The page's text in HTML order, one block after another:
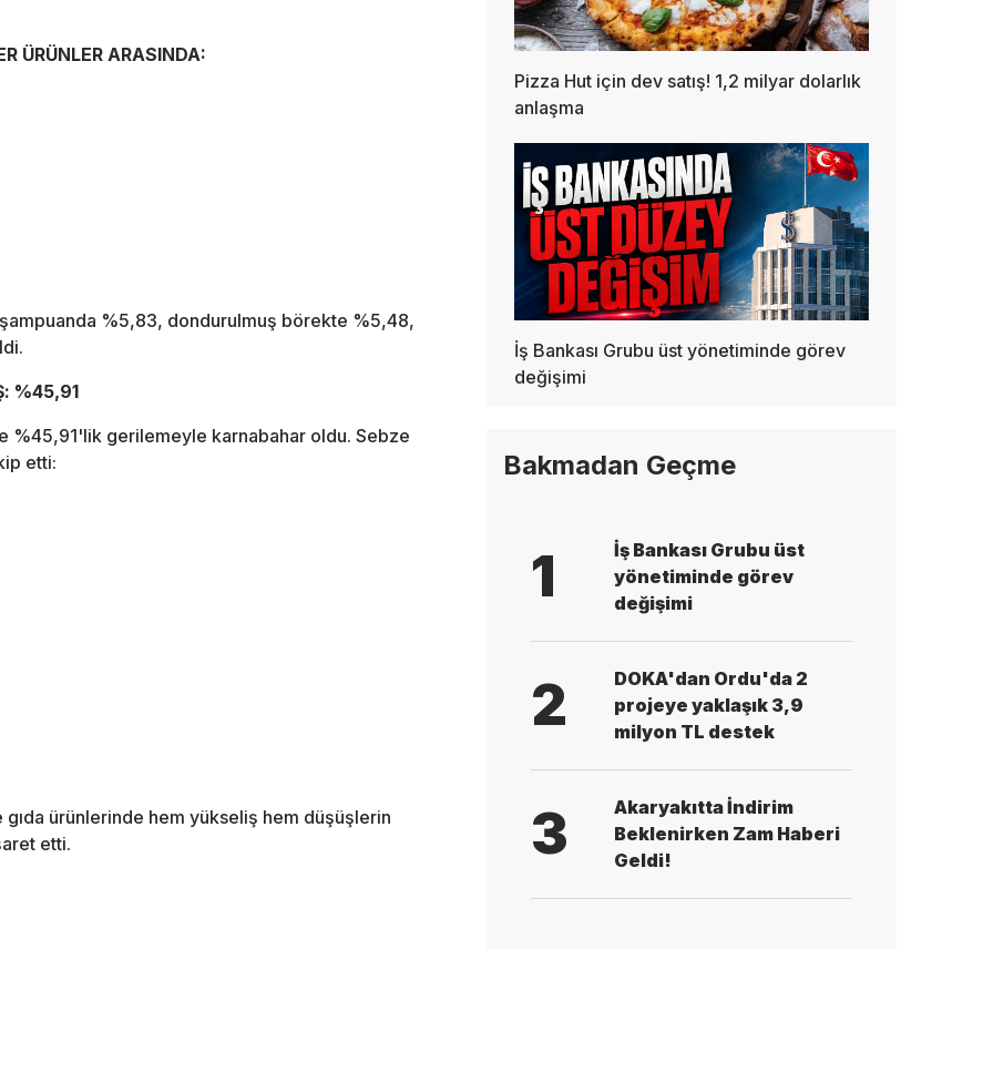
ÜRÜNLER ARASINDA:
şampuanda %5,83, dondurulmuş börekte %5,48,
%45,91
%45,91'lik gerilemeyle karnabahar oldu. Sebze
etti:
ürünlerinde hem yükseliş hem düşüşlerin
etti.
Pizza Hut için dev satış! 1,2 milyar dolarlık
anlaşma
İş Bankası Grubu üst yönetiminde görev
değişimi
Bakmadan Geçme
1
İş Bankası Grubu üst
yönetiminde görev
değişimi
2
DOKA'dan Ordu'da 2
projeye yaklaşık 3,9
milyon TL destek
3
Akaryakıtta İndirim
Beklenirken Zam Haberi
Geldi!